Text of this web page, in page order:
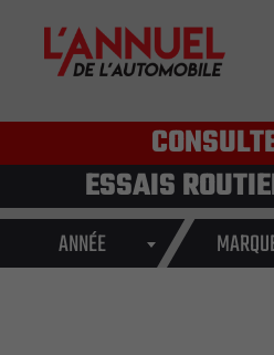
ESSAIS
ANNÉE